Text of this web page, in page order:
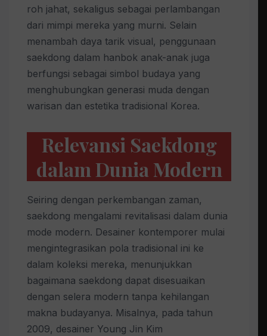
roh jahat, sekaligus sebagai perlambangan
dari mimpi mereka yang murni. Selain
menambah daya tarik visual, penggunaan
saekdong dalam hanbok anak-anak juga
berfungsi sebagai simbol budaya yang
menghubungkan generasi muda dengan
warisan dan estetika tradisional Korea.
Relevansi Saekdong
dalam Dunia Modern
Seiring dengan perkembangan zaman,
saekdong mengalami revitalisasi dalam dunia
mode modern. Desainer kontemporer mulai
mengintegrasikan pola tradisional ini ke
dalam koleksi mereka, menunjukkan
bagaimana saekdong dapat disesuaikan
dengan selera modern tanpa kehilangan
makna budayanya. Misalnya, pada tahun
2009, desainer Young Jin Kim